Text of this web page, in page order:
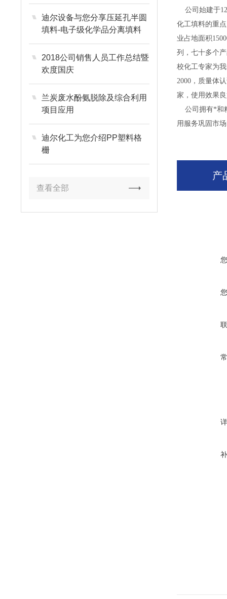
迪尔设备与您分享压延孔半圆
填料-电子级化学品分离填料
2018公司销售人员工作总结暨
欢度国庆
兰炭废水酚氨脱除及综合利用
项目应用
迪尔化工为您介绍PP塑料格
栅
查看全部
公司始建于12
化工填料的重
业占地面积
列，七十多个
校化工专家为
2000，质量体
家，使用效果
公司拥有*和
用服务巩固市
产